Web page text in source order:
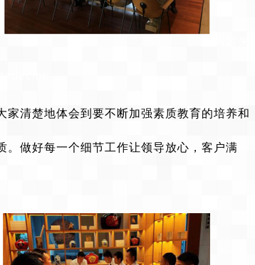
家清楚地体会到要不断加强素质教育的培养和
。做好每一个细节工作让领导放心，客户满